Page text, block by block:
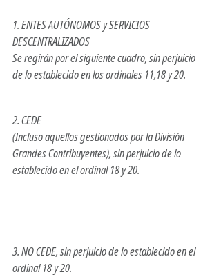
1. ENTES AUTÓNOMOS y SERVICIOS
DESCENTRALIZADOS
Se regirán por el siguiente cuadro, sin perjuicio
de lo establecido en los ordinales 11,18 y 20.
2. CEDE
(Incluso aquellos gestionados por la División
Grandes Contribuyentes), sin perjuicio de lo
establecido en el ordinal 18 y 20.
3. NO CEDE, sin perjuicio de lo establecido en el
ordinal 18 y 20.